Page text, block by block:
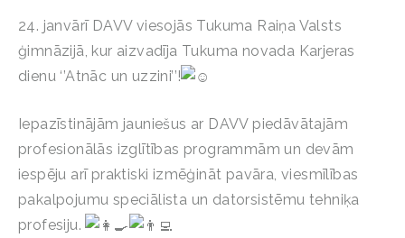
24. janvārī DAVV viesojās Tukuma Raiņa Valsts
ģimnāzijā, kur aizvadīja Tukuma novada Karjeras
dienu ‘’Atnāc un uzzini’’!
Iepazīstinājām jauniešus ar DAVV piedāvātajām
profesionālās izglītības programmām un devām
iespēju arī praktiski izmēģināt pavāra, viesmīlības
pakalpojumu speciālista un datorsistēmu tehniķa
profesiju.